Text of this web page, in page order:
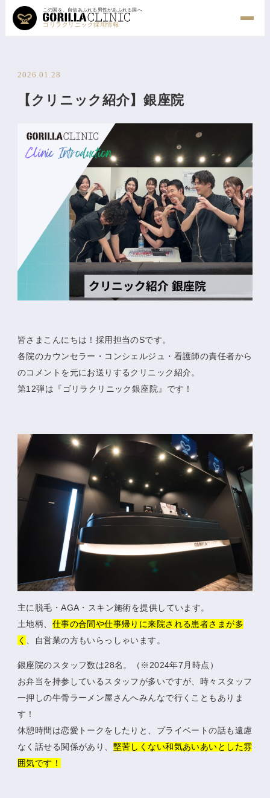
この国を、自信あふれる男性があふれる国へ
ゴリラクリニック採用情報
2026.01.28
【クリニック紹介】銀座院
皆さまこんにちは！採用担当のSです。
各院のカウンセラー・コンシェルジュ・看護師の責任者から
のコメントを元にお送りするクリニック紹介。
第12弾は『ゴリラクリニック銀座院』です！
主に脱毛・AGA・スキン施術を提供しています。
土地柄、 仕事の合間や仕事帰りに来院される患者さまが多
く
、自営業の方もいらっしゃいます。
銀座院のスタッフ数は28名。（※2024年7月時点）
お弁当を持参しているスタッフが多いですが、時々スタッフ
一押しの牛骨ラーメン屋さんへみんなで行くこともありま
す！
休憩時間は恋愛トークをしたりと、プライベートの話も遠慮
なく話せる関係があり、 堅苦しくない和気あいあいとした雰
囲気です！